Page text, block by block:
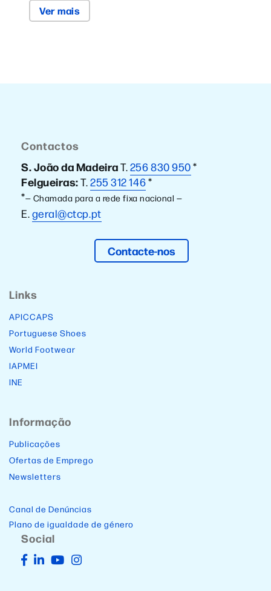
Ver mais
Contactos
S. João da MadeiraT.256 830 950*
Felgueiras:T.255 312 146*
*— Chamada para a rede fixa nacional —
E.geral@ctcp.pt
Contacte-nos
Links
APICCAPS
Portuguese Shoes
World Footwear
IAPMEI
INE
Informação
Publicações
Ofertas de Emprego
Newsletters
Canal de Denúncias
Plano de igualdade de género
Social